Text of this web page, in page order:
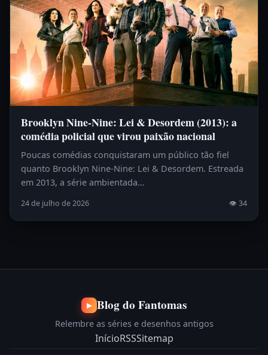
Brooklyn Nine-Nine: Lei & Desordem (2013): a
comédia policial que virou paixão nacional
Poucas comédias conquistaram um público tão fiel
quanto Brooklyn Nine-Nine: Lei & Desordem. Estreada
em 2013, a série ambientada…
24 de julho de 2026 👁 34
▶ Blog do Fantomas
Relembre as séries e desenhos antigos
InícioRSSSitemap